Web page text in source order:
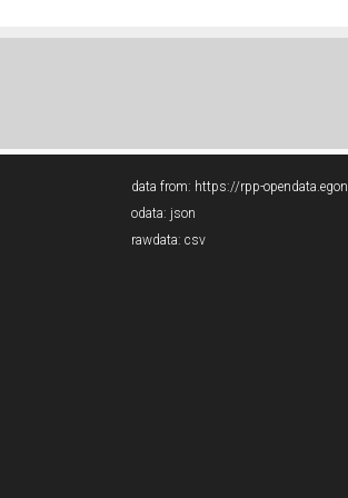
data from: https://rpp-
odata: json
rawdata: csv